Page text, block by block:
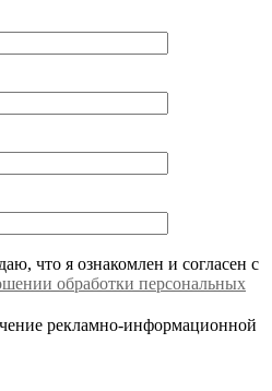
что я ознакомлен и согласен с
обработки персональных
рекламно-информационной